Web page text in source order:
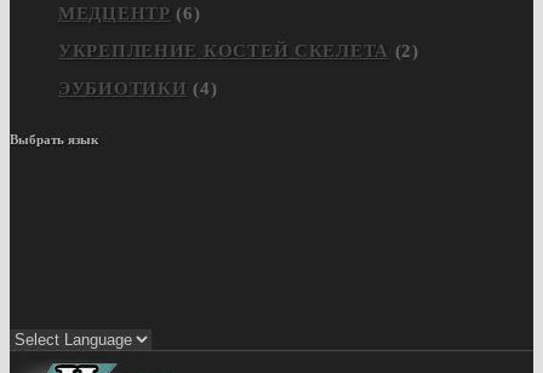
МЕДЦЕНТР (6)
УКРЕПЛЕНИЕ КОСТЕЙ СКЕЛЕТА (2)
ЭУБИОТИКИ (4)
Выбрать язык